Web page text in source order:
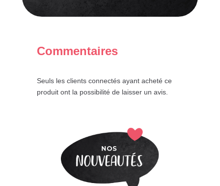
Commentaires
Seuls les clients connectés ayant acheté ce
produit ont la possibilité de laisser un avis.